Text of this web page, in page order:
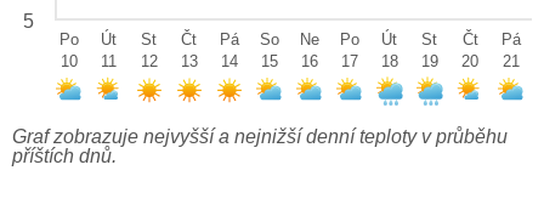
5
Po
10
Út
11
St
12
Čt
13
Pá
14
So
15
Ne
16
Po
17
Út
18
St
19
Čt
20
Pá
21
Graf zobrazuje nejvyšší a nejnižší denní teploty v průběhu
příštích dnů.